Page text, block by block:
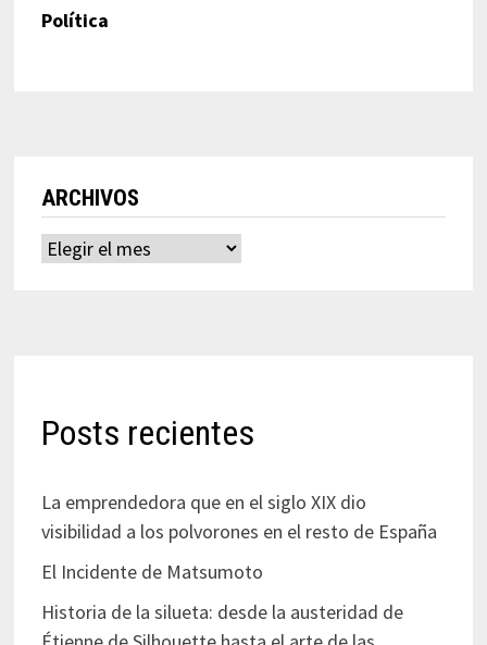
Política
ARCHIVOS
Archivos
Posts recientes
La emprendedora que en el siglo XIX dio
visibilidad a los polvorones en el resto de España
El Incidente de Matsumoto
Historia de la silueta: desde la austeridad de